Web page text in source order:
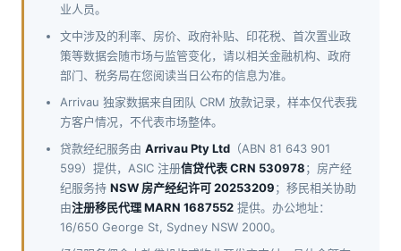
业人员。
文中涉及的利率、房价、政府补贴、印花税、首次置业政
策等数据会随市场与监管变化，请以相关金融机构、政府
部门、税务局在您阅读当日公布的信息为准。
Arrivau 独家数据来自团队 CRM 放款记录，样本仅代表我
方客户情况，不代表市场整体。
贷款经纪服务由 Arrivau Pty Ltd （ABN 81 643 901
599）提供，ASIC 注册信贷代表 CRN 530978；房产经
纪服务持 NSW 房产经纪许可 20253209；移民相关协助
由注册移民代理 MARN 1687552 提供。办公地址：
16/650 George St, Sydney NSW 2000。